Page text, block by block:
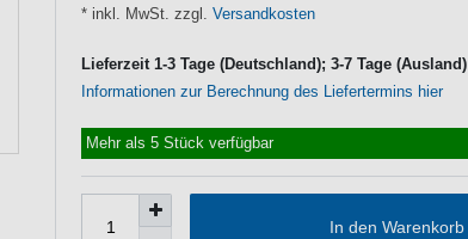
* inkl. MwSt. zzgl. Versandkosten
Lieferzeit 1-3 Tage (Deutschland); 3-7 Tage (Ausland)
Informationen zur Berechnung des Liefertermins hier
Mehr als 5 Stück verfügbar
In den Warenkorb